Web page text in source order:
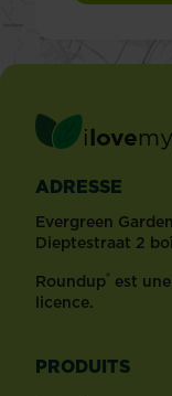
ilovemy
ADRESSE
Evergreen
Dieptestraat 2
Roundup® est
licence.
PRODUITS